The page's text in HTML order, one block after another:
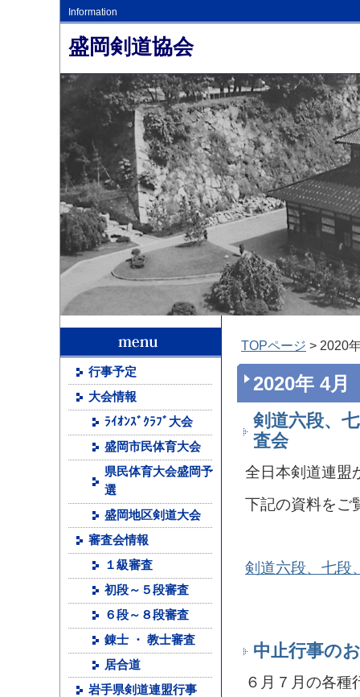
Information
盛岡剣道協会
TOPページ > 2020
2020年 4月
剣道六段、
査会
全日本剣道連盟
下記の資料をご
剣道六段、七段
中止行事の
６月７月の各種
行事予定
大会情報
ﾗｲｵﾝｽﾞｸﾗﾌﾞ大会
盛岡市民体育大会
県民体育大会盛岡予
選
盛岡地区剣道大会
審査会情報
１級審査
初段～５段審査
６段～８段審査
錬士 ・ 教士審査
居合道
岩手県剣道連盟行事